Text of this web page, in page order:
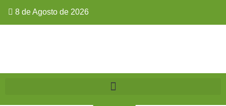
8 de Agosto de 2026